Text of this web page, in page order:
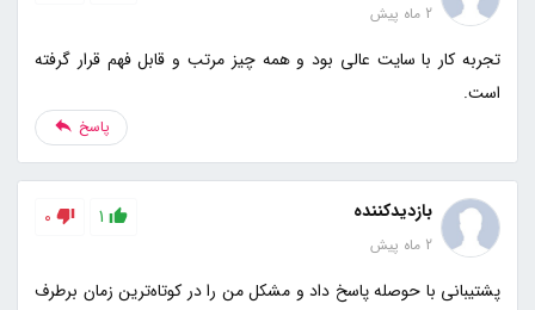
2 ماه پیش
تجربه کار با سایت عالی بود و همه چیز مرتب و قابل فهم قرار گرفته
است.
پاسخ
بازدیدکننده
2 ماه پیش
1
0
پشتیبانی با حوصله پاسخ داد و مشکل من را در کوتاه‌ترین زمان برطرف